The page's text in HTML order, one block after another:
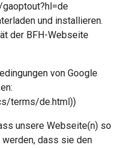
und installieren.
der BFH-Webseite
von Google
terms/de.html))
unsere Webseite(n) so
dass sie den